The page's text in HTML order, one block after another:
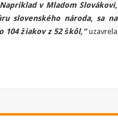
v Mladom Slovákovi,
slovenského národa, sa na
104 žiakov z 52 škôl,“uzavrela